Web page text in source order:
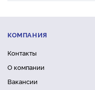
КОМПАНИЯ
Контакты
О компании
Вакансии